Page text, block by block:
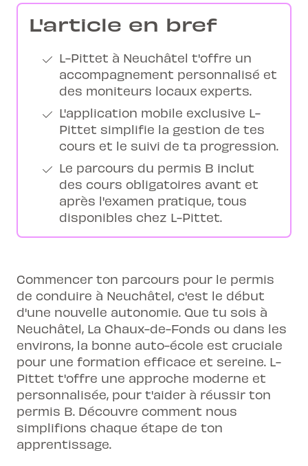
L'article en bref
L-Pittet à Neuchâtel t'offre un
accompagnement personnalisé et
des moniteurs locaux experts.
L'application mobile exclusive L-
Pittet simplifie la gestion de tes
cours et le suivi de ta progression.
Le parcours du permis B inclut
des cours obligatoires avant et
après l'examen pratique, tous
disponibles chez L-Pittet.
Commencer ton parcours pour le permis
de conduire à Neuchâtel, c'est le début
d'une nouvelle autonomie. Que tu sois à
Neuchâtel, La Chaux-de-Fonds ou dans les
environs, la bonne auto-école est cruciale
pour une formation efficace et sereine. L-
Pittet t'offre une approche moderne et
personnalisée, pour t'aider à réussir ton
permis B. Découvre comment nous
simplifions chaque étape de ton
apprentissage.